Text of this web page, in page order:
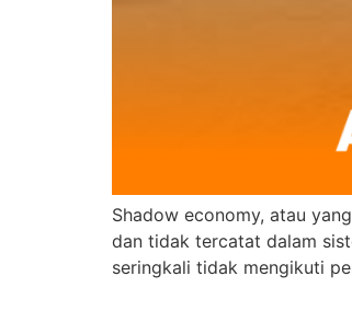
Shadow economy, atau
dan tidak tercatat dalam
seringkali tidak mengikuti